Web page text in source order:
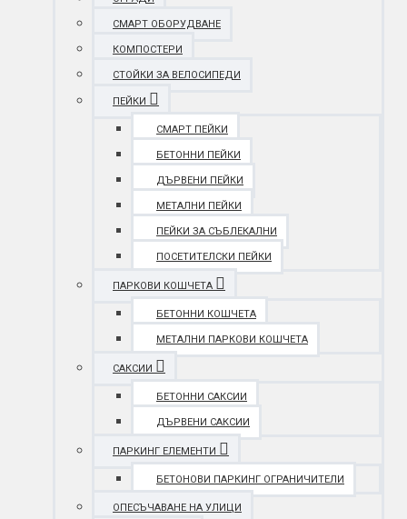
СМАРТ ОБОРУДВАНЕ
КОМПОСТЕРИ
СТОЙКИ ЗА ВЕЛОСИПЕДИ
ПЕЙКИ
СМАРТ ПЕЙКИ
БЕТОННИ ПЕЙКИ
ДЪРВЕНИ ПЕЙКИ
МЕТАЛНИ ПЕЙКИ
ПЕЙКИ ЗА СЪБЛЕКАЛНИ
ПОСЕТИТЕЛСКИ ПЕЙКИ
ПАРКОВИ КОШЧЕТА
БЕТОННИ КОШЧЕТА
МЕТАЛНИ ПАРКОВИ КОШЧЕТА
САКСИИ
БЕТОННИ САКСИИ
ДЪРВЕНИ САКСИИ
ПАРКИНГ ЕЛЕМЕНТИ
БЕТОНОВИ ПАРКИНГ ОГРАНИЧИТЕЛИ
ОПЕСЪЧАВАНЕ НА УЛИЦИ